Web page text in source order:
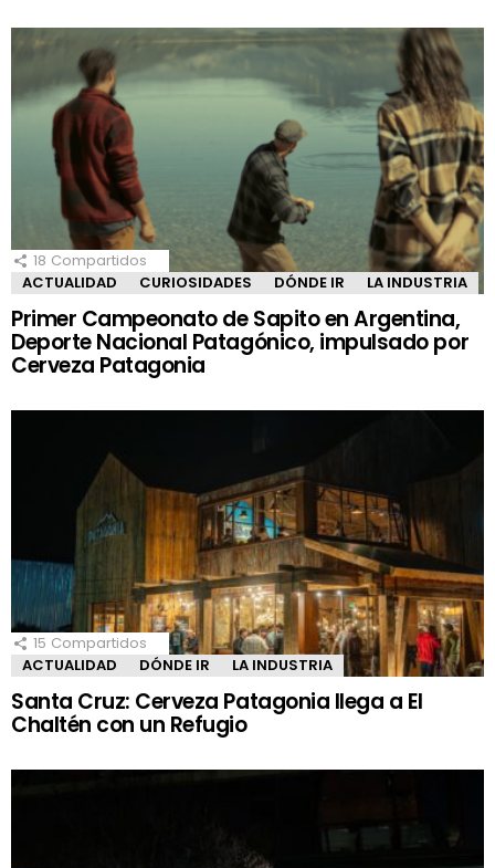
18 Compartidos
ACTUALIDAD
CURIOSIDADES DÓNDE IR LA INDUSTRIA
Primer Campeonato de Sapito en Argentina,
Deporte Nacional Patagónico, impulsado por
Cerveza Patagonia
15 Compartidos
ACTUALIDAD
DÓNDE IR LA INDUSTRIA
Santa Cruz: Cerveza Patagonia llega a El
Chaltén con un Refugio